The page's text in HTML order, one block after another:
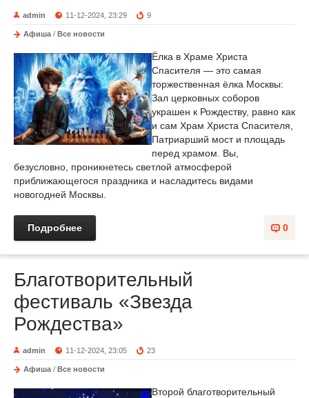
admin 11-12-2024, 23:29 9
Афиша / Все новости
Ёлка в Храме Христа
Спасителя — это самая
торжественная ёлка Москвы:
Зал церковных соборов
украшен к Рождеству, равно как
и сам Храм Христа Спасителя,
Патриарший мост и площадь
перед храмом. Вы,
безусловно, проникнетесь светлой атмосферой
приближающегося праздника и насладитесь видами
новогодней Москвы.
0
Подробнее
Благотворительный
фестиваль «Звезда
Рождества»
admin 11-12-2024, 23:05 23
Афиша / Все новости
Второй благотворительный